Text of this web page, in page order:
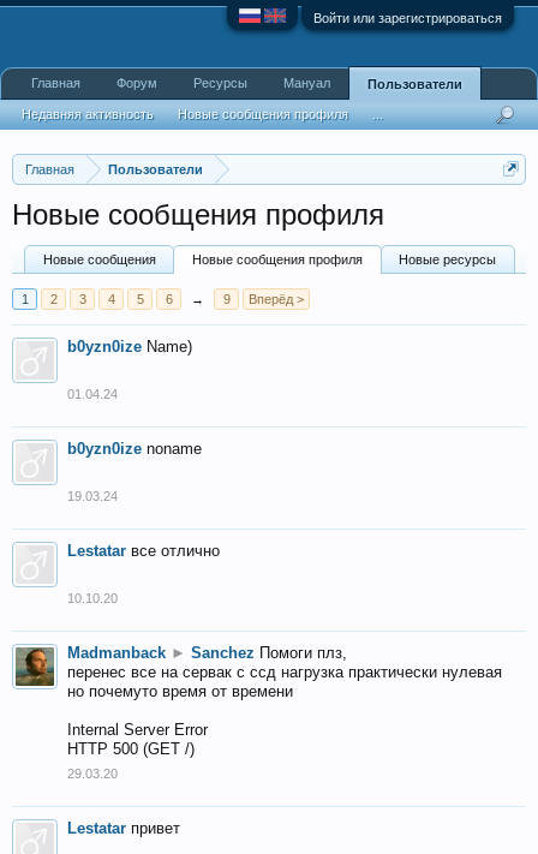
Войти или зарегистрироваться
Главная Пользователи
Новые сообщения профиля
Новые сообщения Новые сообщения профиля Новые ресурсы
1 2 3 4 5 6 → 9 Вперёд >
b0yzn0ize Name)
01.04.24
b0yzn0ize noname
19.03.24
Lestatar все отлично
10.10.20
Madmanback ► Sanchez Помоги плз,
перенес все на сервак с ссд нагрузка практически нулевая
но почемуто время от времени
Internal Server Error
HTTP 500 (GET /)
29.03.20
Lestatar привет
Главная Форум Ресурсы Мануал Пользователи
Недавняя активность Новые сообщения профиля